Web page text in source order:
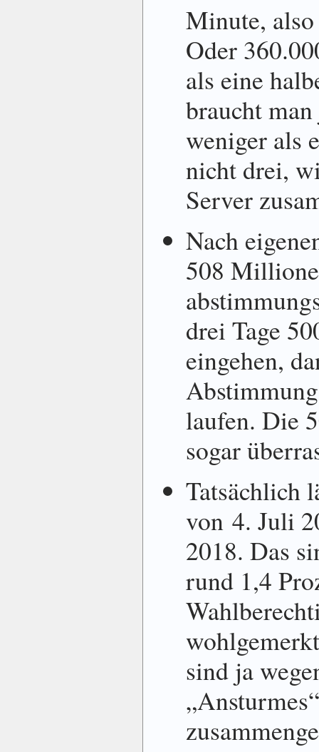
Minute,
Oder
als eine
braucht
weniger als
nicht drei,
Server
Nach
508
drei Tage
eingehen,
laufen. Die
sogar
Tatsächlich
von 4. Juli
2018. Das
rund 1,4
sind ja
„Ansturmes“